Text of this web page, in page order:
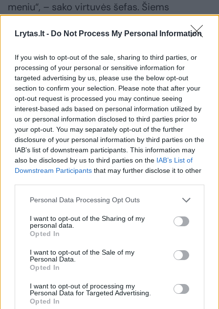
Lrytas.lt - Do Not Process My Personal Information
If you wish to opt-out of the sale, sharing to third parties, or
processing of your personal or sensitive information for
targeted advertising by us, please use the below opt-out
section to confirm your selection. Please note that after your
opt-out request is processed you may continue seeing
interest-based ads based on personal information utilized by
us or personal information disclosed to third parties prior to
your opt-out. You may separately opt-out of the further
disclosure of your personal information by third parties on the
IAB’s list of downstream participants. This information may
also be disclosed by us to third parties on the IAB’s List of
Downstream Participants that may further disclose it to other
Personal Data Processing Opt Outs
I want to opt-out of the Sharing of my
personal data.
Opted In
I want to opt-out of the Sale of my
Personal Data.
Opted In
I want to opt-out of processing my
Personal Data for Targeted Advertising.
Opted In
meniu“, – sako virtuvės šefas. Šiems
produktus, kuriuos, jei reikia, atsigabena iš
skonį: „Jeigu tik galime, renkamės vietinius
produktus. O kai tenka atsivežti juos iš
užsienio, bendradarbiaujame su tiekėjais,
kurie prekes pristato daugkartinėse
pakuotėse – atvežę produktus, jas susirenka
ir panaudoja dar ne kartą.“
Siekiant puoselėti tvarumą, Marius su
komanda taip pat stengiasi maksimaliai
išnaudoti maisto produktus. Dalyvaudamas
Tvaraus maisto akademijoje virtuvės šefas
rodė, kaip trimis skirtingais būdais
klausimą, kaip jas atsirinkti, virtuvės šefas
rekomendavo visų pirma vertinti tai, iš kur jos
atvežamos: „Kuo trumpesnis kelias, kurį
nukeliauja austrės iki Lietuvos, tuo jos